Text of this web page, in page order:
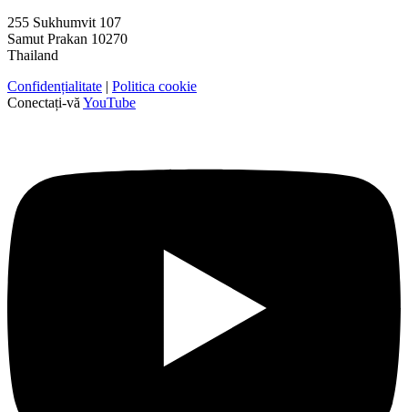
255 Sukhumvit 107
Samut Prakan 10270
Thailand
Confidențialitate | Politica cookie
Conectați-vă YouTube